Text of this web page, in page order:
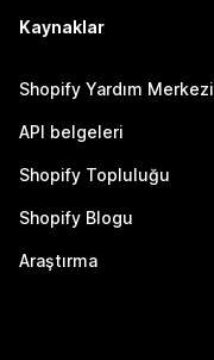
Kaynaklar
Shopify Yardım Merkezi
API belgeleri
Shopify Topluluğu
Shopify Blogu
Araştırma